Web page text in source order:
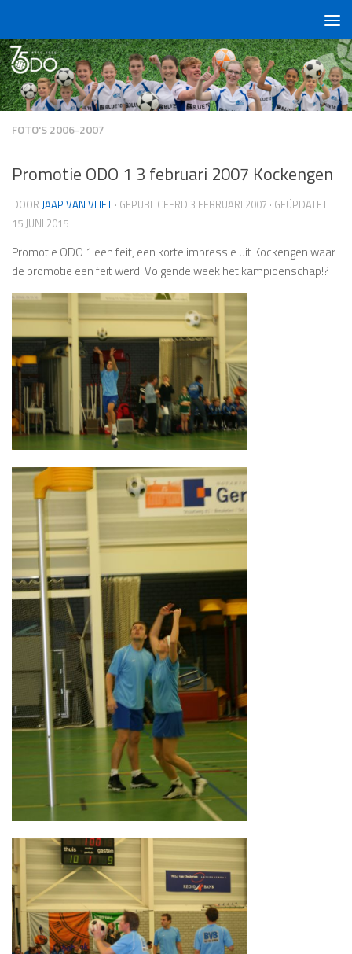
FOTO'S 2006-2007
Promotie ODO 1 3 februari 2007 Kockengen
DOOR JAAP VAN VLIET · GEPUBLICEERD 3 FEBRUARI 2007 · GEÜPDATET
15 JUNI 2015
Promotie ODO 1 een feit, een korte impressie uit Kockengen waar
de promotie een feit werd. Volgende week het kampioenschap!?